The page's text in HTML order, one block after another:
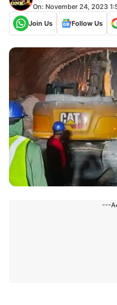
On: November 24, 2023
Join Us
Follow Us
---